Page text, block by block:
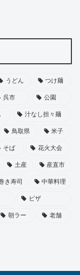
うどん つけ麺
呉市 公園
汁なし担々麺
鳥取県 米子
そば 花火大会
土産 産直市
き寿司 中華料理
ピザ
朝ラー 老舗